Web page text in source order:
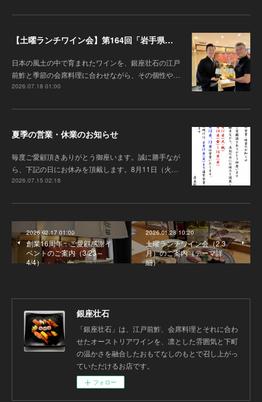
【土曜ランチワイン会】第164回「岩手県『高橋葡萄園』のワインと江戸前鮓」
日本の風土の中で育まれたワインを、銀座壮石の江戸
前鮓と季節の会席料理に合わせながら、その個性や…
2026.07.18 01:00
夏季の営業・休業のお知らせ
毎度ご愛顧頂きありがとう御座います 。誠に勝手なが
ら、下記の日にお休みを頂戴します。8月11日（火…
2026.07.15 02:18
2026.02.17 01:00
創業16周年：ご愛顧感謝イ
ベントのご案内（3/23～
4/4）
2026.01.28 10:20
土曜ランチワイン会（2,3
月）のご案内（テーマ詳
細）
銀座壮石
「銀座壮石」は、江戸前鮓、会席料理とそれに合わ
せたオーストリアワインを、凛とした雰囲気と下町
の温かさを融合したおもてなしのもとで召し上がっ
ていただけるお店です。
フォロー